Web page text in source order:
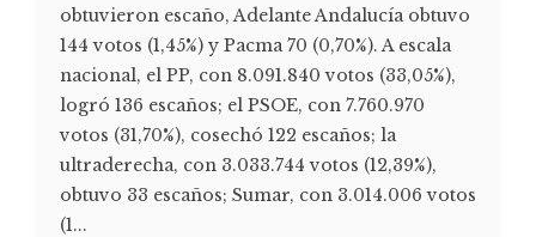
obtuvieron escaño, Adelante Andalucía obtuvo
144 votos (1,45%) y Pacma 70 (0,70%). A escala
nacional, el PP, con 8.091.840 votos (33,05%),
logró 136 escaños; el PSOE, con 7.760.970
votos (31,70%), cosechó 122 escaños; la
ultraderecha, con 3.033.744 votos (12,39%),
obtuvo 33 escaños; Sumar, con 3.014.006 votos
(1...